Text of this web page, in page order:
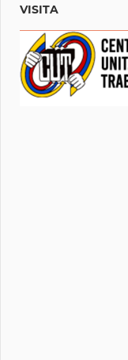
VISITA